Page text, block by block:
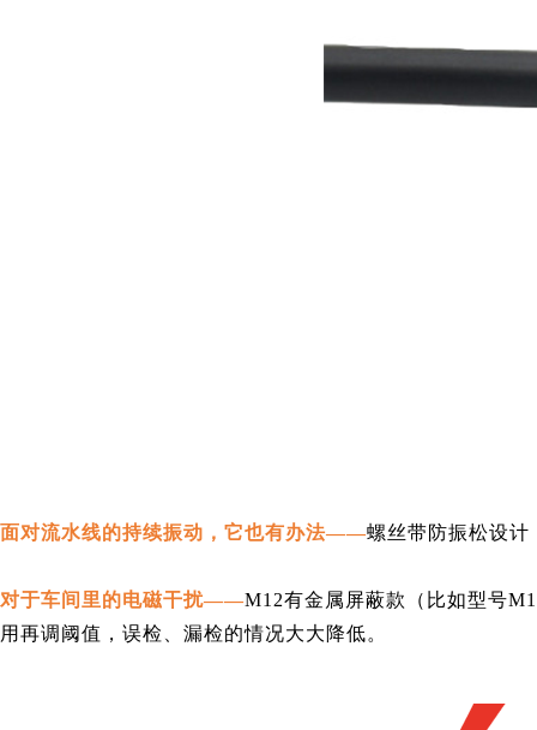
面对流水线的持续振动，它也有办法——螺丝带防振松设计
对于车间里的电磁干扰——M12有金属屏蔽款（比如型号
用再调阈值，误检、漏检的情况大大降低。